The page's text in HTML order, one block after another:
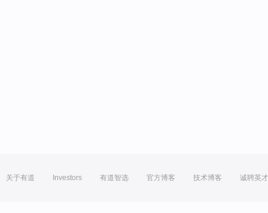
关于有道 Investors 有道智选 官方博客 技术博客 诚聘英才